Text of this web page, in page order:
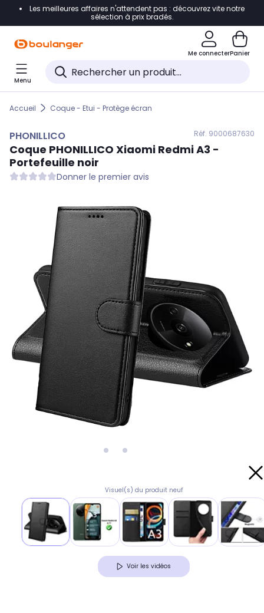
Accéder directement à la navigation
Accéder directement au pied de page
Accéder directement au chatbot
Les meilleures affaires n'attendent pas : découvrez vite notre
sélection à prix bradés.
Me connecterPanier
Menu
Accueil Coque - Etui - Protège écran
PHONILLICO Réf. 9000687630
Coque PHONILLICO Xiaomi Redmi A3 -
Portefeuille noir
Donner le premier avis
Visuel(s) du produit neuf
Voir les vidéos